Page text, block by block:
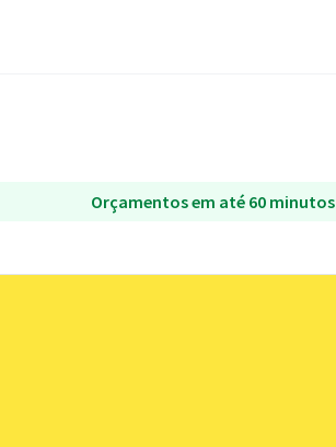
Orçamentos em até 60 minutos